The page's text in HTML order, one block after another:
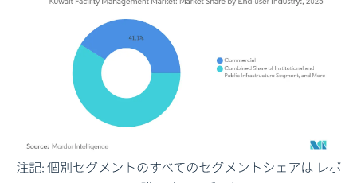
画像 © Mordor Intelligence。再利用にはCC BY 4.0の表示が必要です。